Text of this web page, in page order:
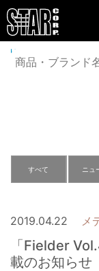
Home
のお知らせ
すべて ニュ
2019.04.22 メ
「Fielder
載のお知らせ